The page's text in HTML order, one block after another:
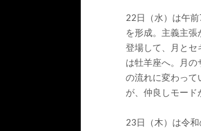
22日（水）は午
を形成。主義主
登場して、月とセ
は牡羊座へ。月の
の流れに変わって
が、仲良しモード
23日（木）は令